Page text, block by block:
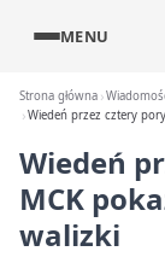
MENU
Strona główna
Wiedeń przez cztery
Wiedeń
MCK
walizki